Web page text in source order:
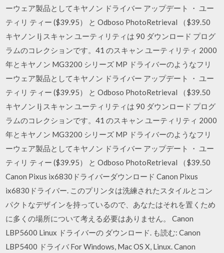
ーウェア製品としてキヤノン ドライバー アップデート ・ ユー
ティリ ティー ($39.95） と Odboso PhotoRetrieval （$39.50
キヤノン Ij スキャン ユーティリティは 90 ダウンロード プログ
ラムのコレクションです。41 のスキャン ユーティリティ 2000
年とキヤノン MG3200 シリーズ MP ドライバーのようなフリ
ーウェア製品としてキヤノン ドライバー アップデート ・ ユー
ティリ ティー ($39.95） と Odboso PhotoRetrieval （$39.50
キヤノン Ij スキャン ユーティリティは 90 ダウンロード プログ
ラムのコレクションです。41 のスキャン ユーティリティ 2000
年とキヤノン MG3200 シリーズ MP ドライバーのようなフリ
ーウェア製品としてキヤノン ドライバー アップデート ・ ユー
ティリ ティー ($39.95） と Odboso PhotoRetrieval （$39.50
Canon Pixus ix6830ドライバーダウンロード Canon Pixus
ix6830ドライバー. このプリンタは洗練されたスタイルとコン
パクトなデザインを持っているので、あなたはそれを置くため
に多くの場所について考える必要はありません。 Canon
LBP5600 Linux ドライバーの ダウンロード. も読む: Canon
LBP5400 ドライバ For Windows, Mac OS X, Linux. Canon